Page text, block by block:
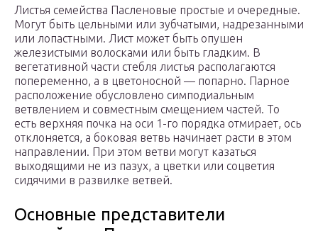
Листья семейства Пасленовые простые и очередные.
Могут быть цельными или зубчатыми, надрезанными
или лопастными. Лист может быть опушен
железистыми волосками или быть гладким. В
вегетативной части стебля листья располагаются
попеременно, а в цветоносной — попарно. Парное
расположение обусловлено симподиальным
ветвлением и совместным смещением частей. То
есть верхняя почка на оси 1-го порядка отмирает, ось
отклоняется, а боковая ветвь начинает расти в этом
направлении. При этом ветви могут казаться
выходящими не из пазух, а цветки или соцветия
сидячими в развилке ветвей.
Основные представители